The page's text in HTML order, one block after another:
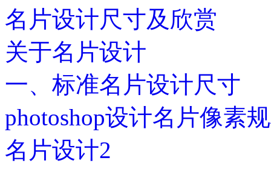
名片设计尺寸及欣赏
关于名片设计
一、标准名片设计尺寸
photoshop设计名片像素
名片设计2